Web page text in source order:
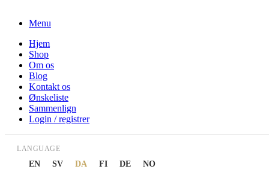
Menu
Hjem
Shop
Om os
Blog
Kontakt os
Ønskeliste
Sammenlign
Login / registrer
LANGUAGE
EN SV DA FI DE NO